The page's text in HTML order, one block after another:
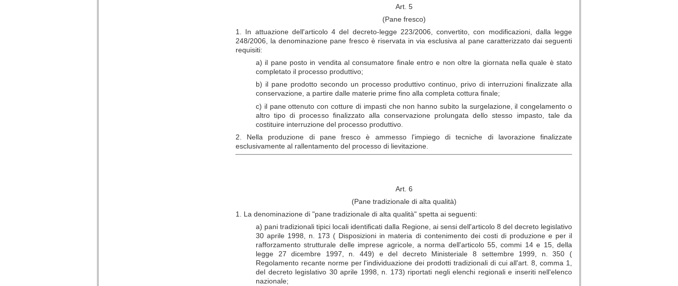
Art. 5
(Pane fresco)
1. In attuazione dell'articolo 4 del decreto-legge 223/2006, convertito, con modificazioni, dalla legge
248/2006, la denominazione pane fresco è riservata in via esclusiva al pane caratterizzato dai seguenti
requisiti:
a) il pane posto in vendita al consumatore finale entro e non oltre la giornata nella quale è stato
completato il processo produttivo;
b) il pane prodotto secondo un processo produttivo continuo, privo di interruzioni finalizzate alla
conservazione, a partire dalle materie prime fino alla completa cottura finale;
c) il pane ottenuto con cotture di impasti che non hanno subito la surgelazione, il congelamento o
altro tipo di processo finalizzato alla conservazione prolungata dello stesso impasto, tale da
costituire interruzione del processo produttivo.
2. Nella produzione di pane fresco è ammesso l'impiego di tecniche di lavorazione finalizzate
esclusivamente al rallentamento del processo di lievitazione.
Art. 6
(Pane tradizionale di alta qualità)
1. La denominazione di "pane tradizionale di alta qualità" spetta ai seguenti:
a) pani tradizionali tipici locali identificati dalla Regione, ai sensi dell'articolo 8 del decreto legislativo
30 aprile 1998, n. 173 ( Disposizioni in materia di contenimento dei costi di produzione e per il
rafforzamento strutturale delle imprese agricole, a norma dell'articolo 55, commi 14 e 15, della
legge 27 dicembre 1997, n. 449) e del decreto Ministeriale 8 settembre 1999, n. 350 (
Regolamento recante norme per l'individuazione dei prodotti tradizionali di cui all'art. 8, comma 1,
del decreto legislativo 30 aprile 1998, n. 173) riportati negli elenchi regionali e inseriti nell'elenco
nazionale;